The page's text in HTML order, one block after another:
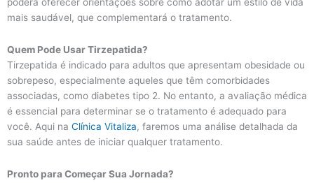
poderá oferecer orientações sobre como adotar um estilo de vida
mais saudável, que complementará o tratamento.
Quem Pode Usar Tirzepatida?
Tirzepatida é indicado para adultos que apresentam obesidade ou
sobrepeso, especialmente aqueles que têm comorbidades
associadas, como diabetes tipo 2. No entanto, a avaliação médica
é essencial para determinar se o tratamento é adequado para
você. Aqui na Clínica Vitaliza, faremos uma análise detalhada da
sua saúde antes de iniciar qualquer tratamento.
Pronto para Começar Sua Jornada?